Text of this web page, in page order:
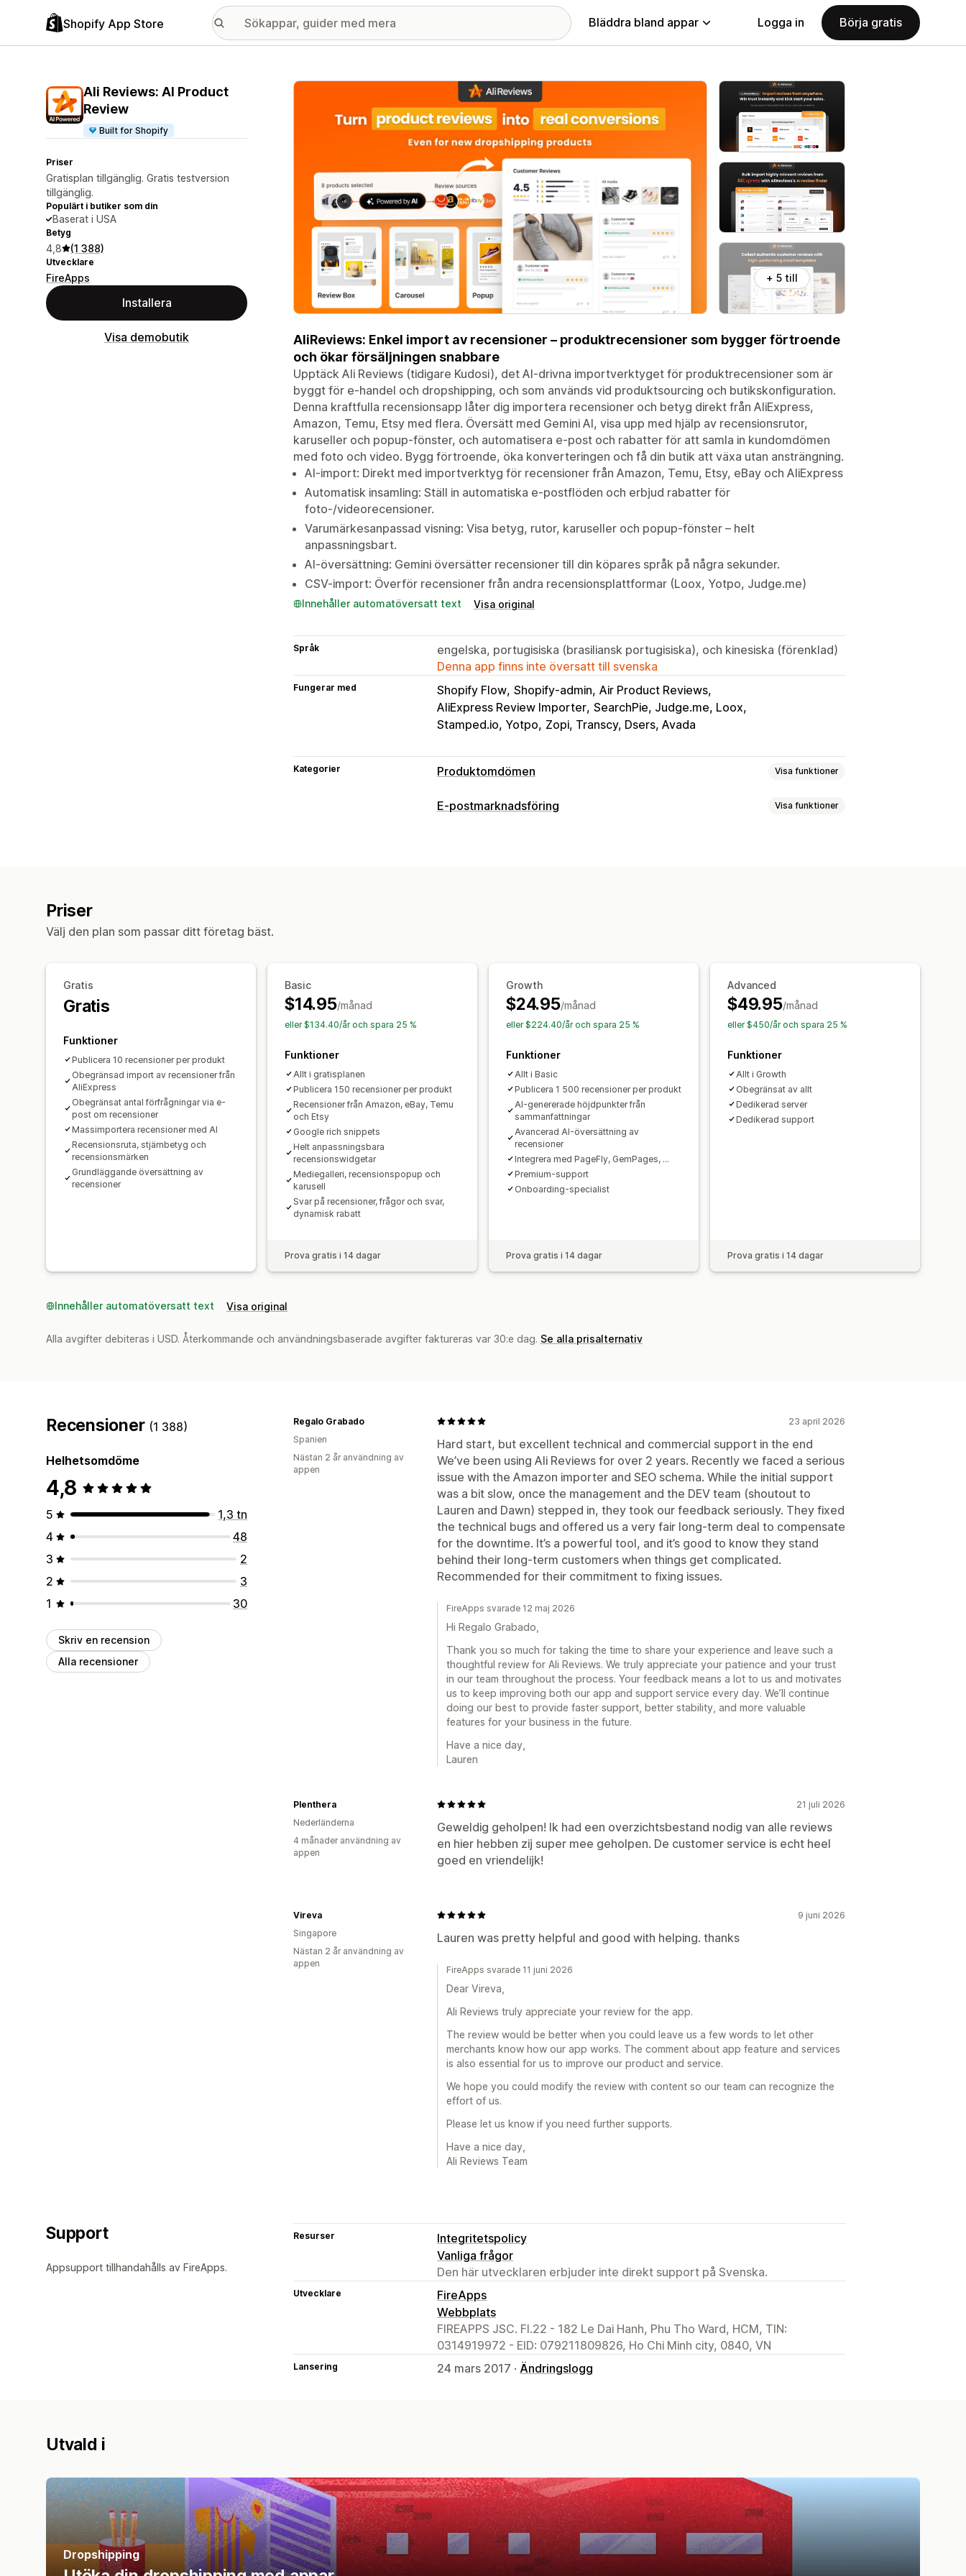
Shopify App Store Bläddra bland appar Logga in Börja gratis
Ali Reviews: AI Product
Review
Built for Shopify
Priser
Gratisplan tillgänglig. Gratis testversion
tillgänglig.
Populärt i butiker som din
Baserat i USA
Betyg
4,8 (1 388)
Utvecklare
FireApps
Installera
Visa demobutik
Galleri med utvalda bilder
+ 5 till
AliReviews: Enkel import av recensioner – produktrecensioner som bygger förtroende
och ökar försäljningen snabbare
Upptäck Ali Reviews (tidigare Kudosi), det AI-drivna importverktyget för produktrecensioner som är
byggt för e-handel och dropshipping, och som används vid produktsourcing och butikskonfiguration.
Denna kraftfulla recensionsapp låter dig importera recensioner och betyg direkt från AliExpress,
Amazon, Temu, Etsy med flera. Översätt med Gemini AI, visa upp med hjälp av recensionsrutor,
karuseller och popup-fönster, och automatisera e-post och rabatter för att samla in kundomdömen
med foto och video. Bygg förtroende, öka konverteringen och få din butik att växa utan ansträngning.
AI-import: Direkt med importverktyg för recensioner från Amazon, Temu, Etsy, eBay och AliExpress
Automatisk insamling: Ställ in automatiska e-postflöden och erbjud rabatter för
foto-/videorecensioner.
Varumärkesanpassad visning: Visa betyg, rutor, karuseller och popup-fönster – helt
anpassningsbart.
AI-översättning: Gemini översätter recensioner till din köpares språk på några sekunder.
CSV-import: Överför recensioner från andra recensionsplattformar (Loox, Yotpo, Judge.me)
Innehåller automatöversatt text Visa original
Språk
engelska, portugisiska (brasiliansk portugisiska), och kinesiska (förenklad)
Denna app finns inte översatt till svenska
Fungerar med Shopify Flow Shopify-admin Air Product Reviews
AliExpress Review Importer SearchPie, Judge.me, Loox
Stamped.io, Yotpo Zopi, Transcy, Dsers, Avada
Kategorier Produktomdömen Visa funktioner
Visningsalternativ
Import och export
Automatiseringar
Anpassade förfrågningar
E-postmarknadsföring Visa funktioner
Priser
Välj den plan som passar ditt företag bäst.
Gratis
Gratis
Funktioner
Publicera 10 recensioner per produkt
Obegränsad import av recensioner från
AliExpress
Obegränsat antal förfrågningar via e-
post om recensioner
Massimportera recensioner med AI
Recensionsruta, stjärnbetyg och
recensionsmärken
Grundläggande översättning av
recensioner
Basic
$14.95/månad
eller $134.40/år och spara 25 %
Funktioner
Allt i gratisplanen
Publicera 150 recensioner per produkt
Recensioner från Amazon, eBay, Temu
och Etsy
Google rich snippets
Helt anpassningsbara
recensionswidgetar
Mediegalleri, recensionspopup och
karusell
Svar på recensioner, frågor och svar,
dynamisk rabatt
Prova gratis i 14 dagar
Growth
$24.95/månad
eller $224.40/år och spara 25 %
Funktioner
Allt i Basic
Publicera 1 500 recensioner per produkt
AI-genererade höjdpunkter från
sammanfattningar
Avancerad AI-översättning av
recensioner
Integrera med PageFly, GemPages, …
Premium-support
Onboarding-specialist
Prova gratis i 14 dagar
Advanced
$49.95/månad
eller $450/år och spara 25 %
Funktioner
Allt i Growth
Obegränsat av allt
Dedikerad server
Dedikerad support
Prova gratis i 14 dagar
Innehåller automatöversatt text Visa original
Alla avgifter debiteras i USD. Återkommande och användningsbaserade avgifter faktureras var 30:e dag. Se alla prisalternativ
Recensioner (1 388)
Helhetsomdöme
4,8
5
1,3 tn
4
48
3
2
2
3
1
30
Skriv en recension
Alla recensioner
23 april 2026
Hard start, but excellent technical and commercial support in the end
We’ve been using Ali Reviews for over 2 years. Recently we faced a serious
issue with the Amazon importer and SEO schema. While the initial support
was a bit slow, once the management and the DEV team (shoutout to
Lauren and Dawn) stepped in, they took our feedback seriously. They fixed
the technical bugs and offered us a very fair long-term deal to compensate
for the downtime. It’s a powerful tool, and it’s good to know they stand
behind their long-term customers when things get complicated.
Recommended for their commitment to fixing issues.
Regalo Grabado
Spanien
Nästan 2 år användning av
appen
FireApps svarade 12 maj 2026
Hi Regalo Grabado,
Thank you so much for taking the time to share your experience and leave such a
thoughtful review for Ali Reviews. We truly appreciate your patience and your trust
in our team throughout the process. Your feedback means a lot to us and motivates
us to keep improving both our app and support service every day. We’ll continue
doing our best to provide faster support, better stability, and more valuable
features for your business in the future.
Have a nice day,
Lauren
21 juli 2026
Geweldig geholpen! Ik had een overzichtsbestand nodig van alle reviews
en hier hebben zij super mee geholpen. De customer service is echt heel
goed en vriendelijk!
Plenthera
Nederländerna
4 månader användning av
appen
9 juni 2026
Lauren was pretty helpful and good with helping. thanks
Vireva
Singapore
Nästan 2 år användning av
appen
FireApps svarade 11 juni 2026
Dear Vireva,
Ali Reviews truly appreciate your review for the app.
The review would be better when you could leave us a few words to let other
merchants know how our app works. The comment about app feature and services
is also essential for us to improve our product and service.
We hope you could modify the review with content so our team can recognize the
effort of us.
Please let us know if you need further supports.
Have a nice day,
Ali Reviews Team
Support
Appsupport tillhandahålls av FireApps.
Resurser
Integritetspolicy
Vanliga frågor
Den här utvecklaren erbjuder inte direkt support på Svenska.
Utvecklare
FireApps
Webbplats
FIREAPPS JSC. Fl.22 - 182 Le Dai Hanh, Phu Tho Ward, HCM, TIN:
0314919972 - EID: 079211809826, Ho Chi Minh city, 0840, VN
Lansering 24 mars 2017 · Ändringslogg
Utvald i
Dropshipping